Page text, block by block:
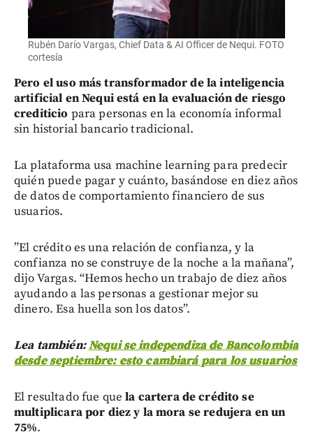
Rubén Darío Vargas, Chief Data & AI Officer de Nequi. FOTO
cortesía
Pero el uso más transformador de la inteligencia
artificial en Nequi está en la evaluación de riesgo
crediticio para personas en la economía informal
sin historial bancario tradicional.
La plataforma usa machine learning para predecir
quién puede pagar y cuánto, basándose en diez años
de datos de comportamiento financiero de sus
usuarios.
”El crédito es una relación de confianza, y la
confianza no se construye de la noche a la mañana”,
dijo Vargas. “Hemos hecho un trabajo de diez años
ayudando a las personas a gestionar mejor su
dinero. Esa huella son los datos”.
Lea también:Nequi se independiza de Bancolombia
desde septiembre: esto cambiará para los usuarios
El resultado fue quela cartera de crédito se
multiplicara por diez y la mora se redujera en un
75%.